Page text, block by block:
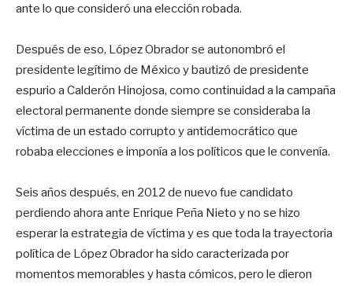
ante lo que consideró una elección robada.
Después de eso, López Obrador se autonombró el
presidente legítimo de México y bautizó de presidente
espurio a Calderón Hinojosa, como continuidad a la campaña
electoral permanente donde siempre se consideraba la
víctima de un estado corrupto y antidemocrático que
robaba elecciones e imponía a los políticos que le convenía.
Seis años después, en 2012 de nuevo fue candidato
perdiendo ahora ante Enrique Peña Nieto y no se hizo
esperar la estrategia de víctima y es que toda la trayectoria
política de López Obrador ha sido caracterizada por
momentos memorables y hasta cómicos, pero le dieron